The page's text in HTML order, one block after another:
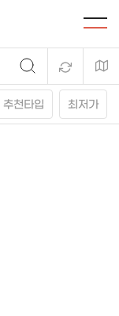
추천타입 최저가